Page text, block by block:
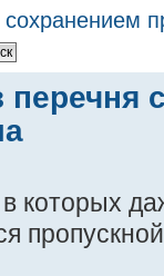
которых